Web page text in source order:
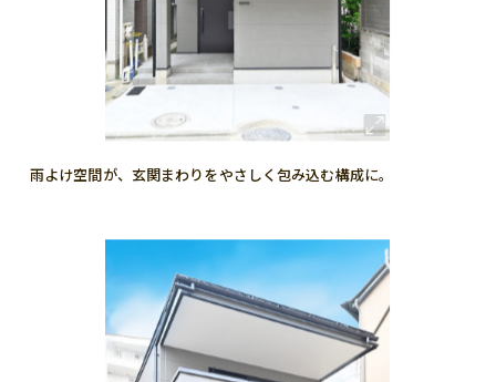
雨よけ空間が、玄関まわりをやさしく包み込む構成に。